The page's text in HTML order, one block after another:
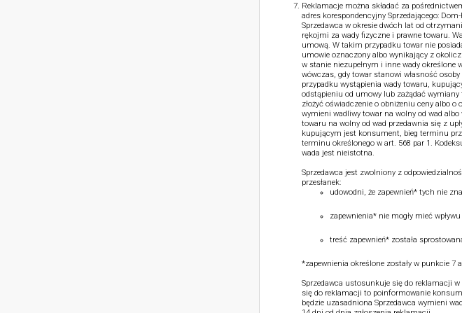
Reklamacje można składać za
adres korespondencyjny Sprzedającego:
Sprzedawca w okresie dwóch lat od
rękojmi za wady fizyczne i prawne towaru.
umową. W takim przypadku towar nie
umowie oznaczony albo wynikający z
w stanie niezupełnym i inne wady określone
wówczas, gdy towar stanowi własność
przypadku wystąpienia wady towaru,
odstąpieniu od umowy lub zażądać
złożyć oświadczenie o obniżeniu ceny albo o
wymieni wadliwy towar na wolny od wad
towaru na wolny od wad przedawnia się z
kupującym jest konsument, bieg terminu
terminu określonego w art. 568 par 1.
wada jest nieistotna.
Sprzedawca jest zwolniony z
przesłanek:
udowodni, że zapewnień* tych nie
zapewnienia* nie mogły mieć
treść zapewnień* została
*zapewnienia określone zostały w punkcie
Sprzedawca ustosunkuje się do reklamacji
się do reklamacji to poinformowanie
będzie uzasadniona Sprzedawca wymieni